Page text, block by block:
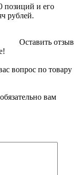
позиций и его
рублей.
Оставить отзыв
вопрос по товару
вам